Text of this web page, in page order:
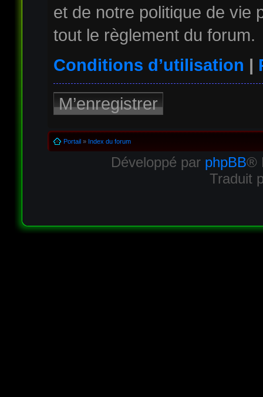
et de notre politique de vie
tout le règlement du forum.
Conditions d’utilisation |
M’enregistrer
Portail» Index du forum
Développé par phpBB®
Traduit